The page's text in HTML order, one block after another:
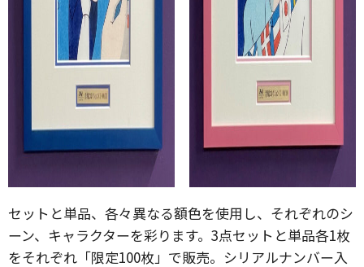
セットと単品、各々異なる額色を使用し、それぞれのシ
ーン、キャラクターを彩ります。3点セットと単品各1枚
をそれぞれ「限定100枚」で販売。シリアルナンバー入